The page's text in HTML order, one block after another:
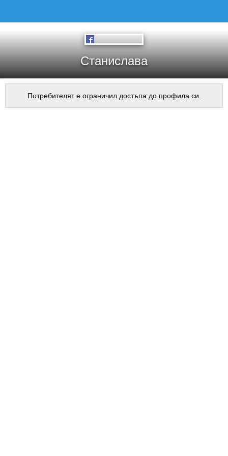
Станислава
Потребителят е ограничил достъпа до профила си.